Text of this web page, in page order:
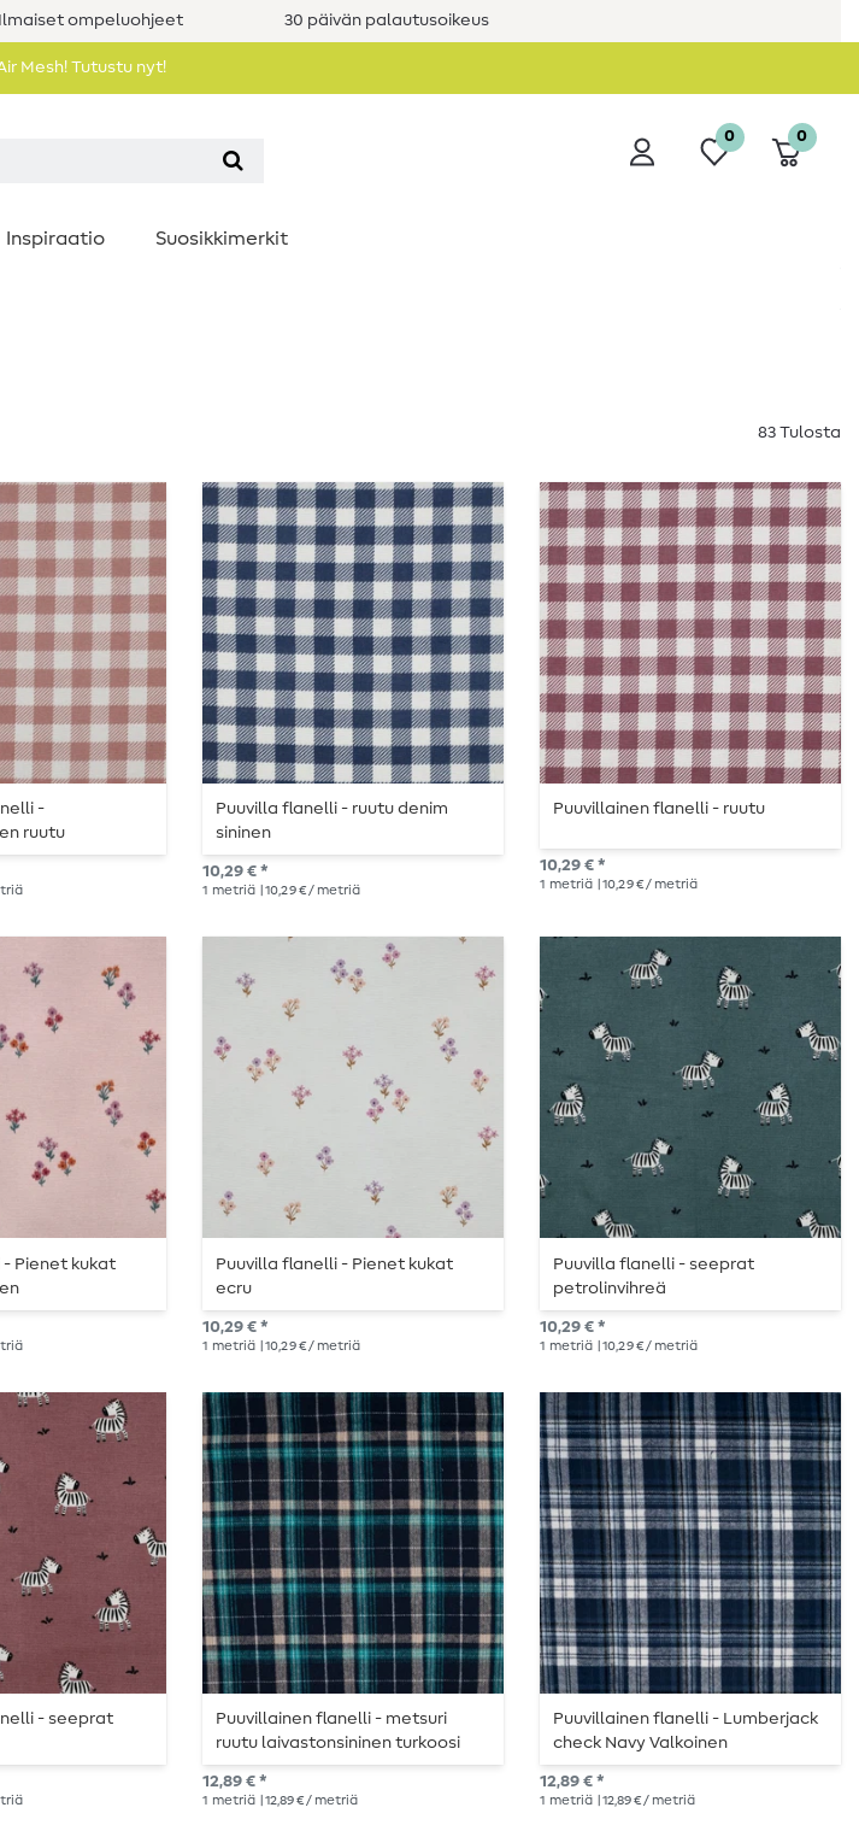
Ilmaiset ompeluohjeet 30 päivän palautusoikeus
Mesh! Tutustu nyt!
0 0
Inspiraatio Suosikkimerkit
83 Tulosta
-
ruutu
Puuvilla flanelli - ruutu denim
sininen
10,29 € *
1 metriä | 10,29 € / metriä
Puuvillainen flanelli - ruutu
10,29 € *
1 metriä | 10,29 € / metriä
Pienet kukat
Puuvilla flanelli - Pienet kukat
ecru
10,29 € *
1 metriä | 10,29 € / metriä
Puuvilla flanelli - seeprat
petrolinvihreä
10,29 € *
1 metriä | 10,29 € / metriä
- seeprat
Puuvillainen flanelli - metsuri
ruutu laivastonsininen turkoosi
12,89 € *
1 metriä | 12,89 € / metriä
Puuvillainen flanelli - Lumberjack
check Navy Valkoinen
12,89 € *
1 metriä | 12,89 € / metriä